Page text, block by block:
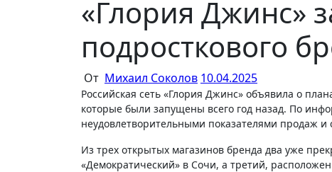
«Глория Джинс»
подросткового
От Михаил Соколов 10.04.2025
Российская сеть «Глория Джинс» объявила о планах закрыть магазины одежды для подростков Ready! Steady! Go!,
которые были запущены всего год назад. По
неудовлетворительными показателями продаж
Из трех открытых магазинов бренда два уже
«Демократический» в Сочи, а третий,